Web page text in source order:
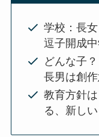
学校：長
逗子開成
どんな子
長男は創
教育方針
る、新し